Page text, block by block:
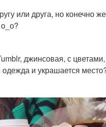
или друга, но конечно
джинсовая, с
и украшается